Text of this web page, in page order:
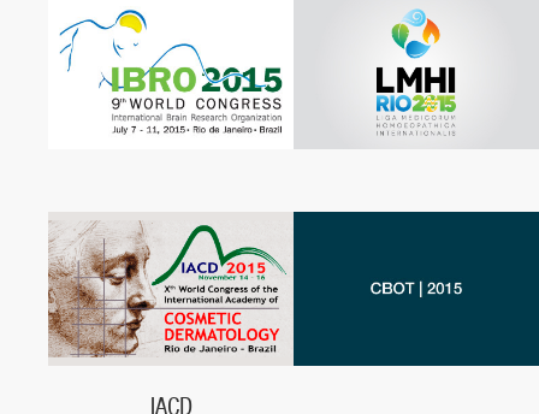
3 a 6 de Junio, 2015,
Centro de Convenções Expo
Unimed,
Curitiba, PR
Insight, 18 a 20 de junio, 2015,
IACD